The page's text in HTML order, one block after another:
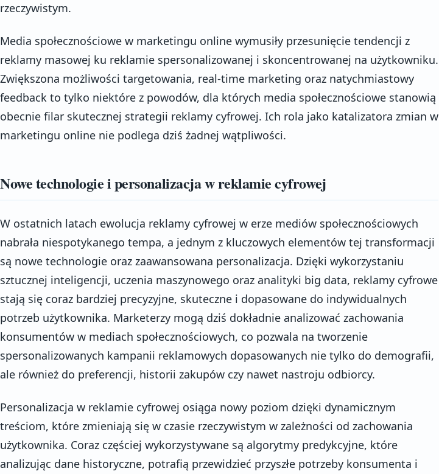
rzeczywistym.
Media społecznościowe w marketingu online wymusiły przesunięcie tendencji z
reklamy masowej ku reklamie spersonalizowanej i skoncentrowanej na użytkowniku.
Zwiększona możliwości targetowania, real-time marketing oraz natychmiastowy
feedback to tylko niektóre z powodów, dla których media społecznościowe stanowią
obecnie filar skutecznej strategii reklamy cyfrowej. Ich rola jako katalizatora zmian w
marketingu online nie podlega dziś żadnej wątpliwości.
Nowe technologie i personalizacja w reklamie cyfrowej
W ostatnich latach ewolucja reklamy cyfrowej w erze mediów społecznościowych
nabrała niespotykanego tempa, a jednym z kluczowych elementów tej transformacji
są nowe technologie oraz zaawansowana personalizacja. Dzięki wykorzystaniu
sztucznej inteligencji, uczenia maszynowego oraz analityki big data, reklamy cyfrowe
stają się coraz bardziej precyzyjne, skuteczne i dopasowane do indywidualnych
potrzeb użytkownika. Marketerzy mogą dziś dokładnie analizować zachowania
konsumentów w mediach społecznościowych, co pozwala na tworzenie
spersonalizowanych kampanii reklamowych dopasowanych nie tylko do demografii,
ale również do preferencji, historii zakupów czy nawet nastroju odbiorcy.
Personalizacja w reklamie cyfrowej osiąga nowy poziom dzięki dynamicznym
treściom, które zmieniają się w czasie rzeczywistym w zależności od zachowania
użytkownika. Coraz częściej wykorzystywane są algorytmy predykcyjne, które
analizując dane historyczne, potrafią przewidzieć przyszłe potrzeby konsumenta i